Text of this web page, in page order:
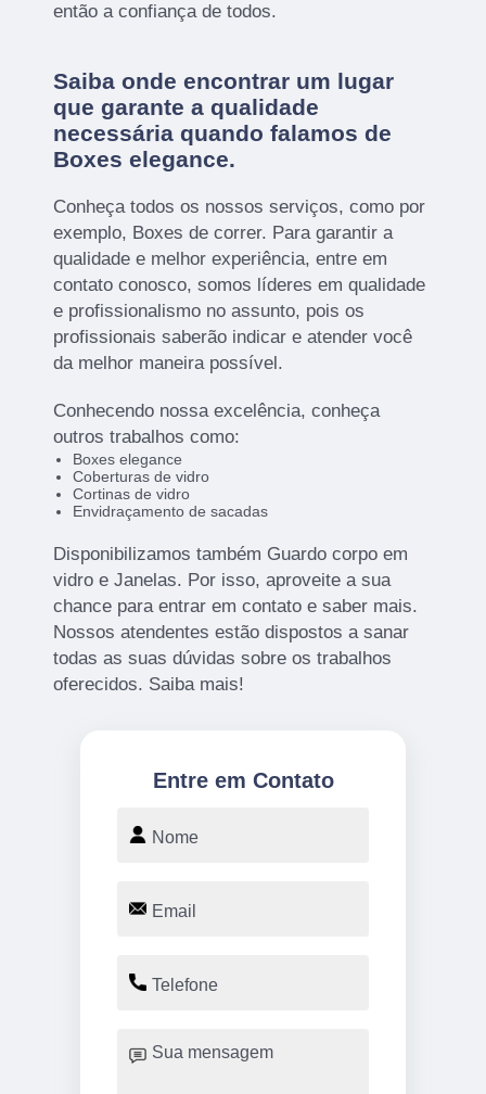
então a confiança de todos.
Saiba onde encontrar um lugar
que garante a qualidade
necessária quando falamos de
Boxes elegance.
Conheça todos os nossos serviços, como por
exemplo, Boxes de correr. Para garantir a
qualidade e melhor experiência, entre em
contato conosco, somos líderes em qualidade
e profissionalismo no assunto, pois os
profissionais saberão indicar e atender você
da melhor maneira possível.
Conhecendo nossa excelência, conheça
outros trabalhos como:
Boxes elegance
Coberturas de vidro
Cortinas de vidro
Envidraçamento de sacadas
Disponibilizamos também Guardo corpo em
vidro e Janelas. Por isso, aproveite a sua
chance para entrar em contato e saber mais.
Nossos atendentes estão dispostos a sanar
todas as suas dúvidas sobre os trabalhos
oferecidos. Saiba mais!
Entre em Contato